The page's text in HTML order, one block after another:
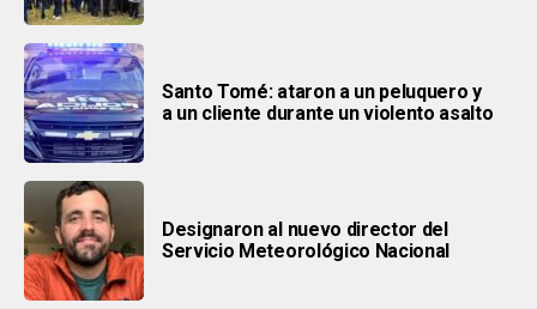
Santo Tomé: ataron a un peluquero y
a un cliente durante un violento asalto
Designaron al nuevo director del
Servicio Meteorológico Nacional